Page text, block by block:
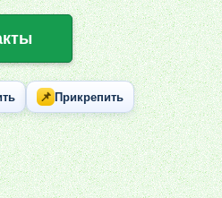
📌 Прикрепить